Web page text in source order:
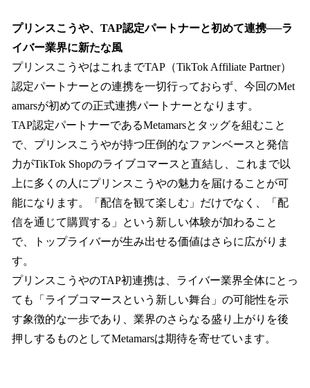
プリンスこうや、TAP認定パートナーと初めて連携──ラ
イバー業界に新たな風
プリンスこうやはこれまでTAP（TikTok Affiliate Partner）
認定パートナーとの連携を一切行っておらず、今回のMet
amarsが初めての正式連携パートナーとなります。
TAP認定パートナーであるMetamarsとタッグを組むこと
で、プリンスこうやが持つ圧倒的なファンベースと発信
力がTikTok Shopのライブコマースと直結し、これまで以
上に多くの人にプリンスこうやの魅力を届けることが可
能になります。「配信を観て楽しむ」だけでなく、「配
信を通じて購買する」という新しい体験が加わること
で、トップライバーが生み出せる価値はさらに広がりま
す。
プリンスこうやのTAP初連携は、ライバー業界全体にとっ
ても「ライブコマースという新しい舞台」の可能性を示
す象徴的な一歩であり、業界のさらなる盛り上がりを後
押しするものとしてMetamarsは期待を寄せています。